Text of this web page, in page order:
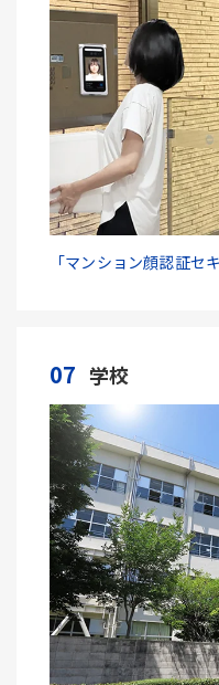
「マンション顔認証セ
07 学校